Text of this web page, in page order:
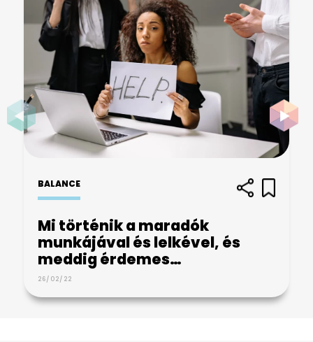
BALANCE
Mi történik a maradók
munkájával és lelkével, és
meddig érdemes…
26/02/22